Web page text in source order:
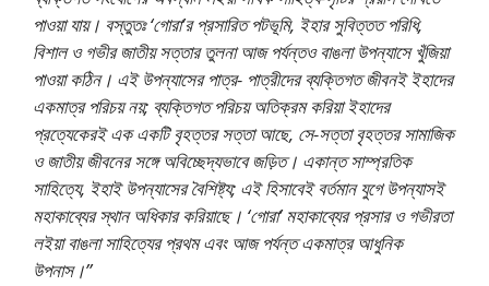
পাওয়া যায়। বস্তুতঃ ‘গােরা’র প্রসারিত পটভূমি, ইহার সুবিত্তত পরিধি,
বিশাল ও গভীর জাতীয় সত্তার তুলনা আজ পর্যন্তও বাঙলা উপন্যাসে খুঁজিয়া
পাওয়া কঠিন। এই উপন্যাসের পাত্র- পাত্রীদের ব্যক্তিগত জীবনই ইহাদের
একমাত্র পরিচয় নয়; ব্যক্তিগত পরিচয় অতিক্রম করিয়া ইহাদের
প্রত্যেকেরই এক একটি বৃহত্তর সত্তা আছে, সে-সত্তা বৃহত্তর সামাজিক
ও জাতীয় জীবনের সঙ্গে অবিচ্ছেদ্যভাবে জড়িত। একান্ত সাম্প্রতিক
সাহিত্যে, ইহাই উপন্যাসের বৈশিষ্ট্য; এই হিসাবেই বর্তমান যুগে উপন্যাসই
মহাকাব্যের স্থান অধিকার করিয়াছে। ‘গােরা’ মহাকাব্যের প্রসার ও গভীরতা
লইয়া বাঙলা সাহিত্যের প্রথম এবং আজ পর্যন্ত একমাত্র আধুনিক
উপনাস।”